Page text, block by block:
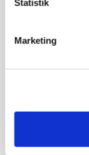
Statistik
Marketing
Snart kan